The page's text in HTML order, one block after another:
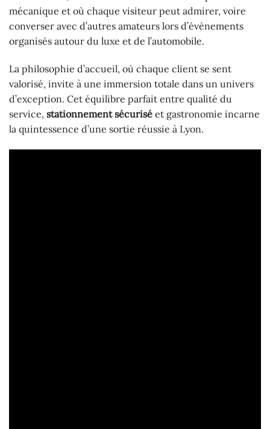
mécanique et où chaque visiteur peut admirer, voire
converser avec d’autres amateurs lors d’événements
organisés autour du luxe et de l’automobile.
La philosophie d’accueil, où chaque client se sent
valorisé, invite à une immersion totale dans un univers
d’exception. Cet équilibre parfait entre qualité du
service, stationnement sécurisé et gastronomie incarne
la quintessence d’une sortie réussie à Lyon.